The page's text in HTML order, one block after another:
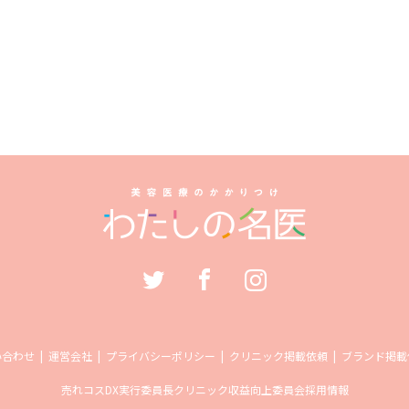
わせ 運営会社 プライバシーポリシー クリニック掲載依頼 ブランド掲
売れコスDX実行委員長クリニック収益向上委員会採用情報